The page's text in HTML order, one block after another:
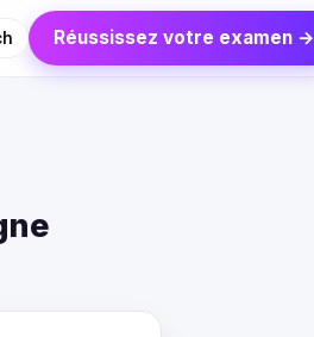
Réussissez votre examen →